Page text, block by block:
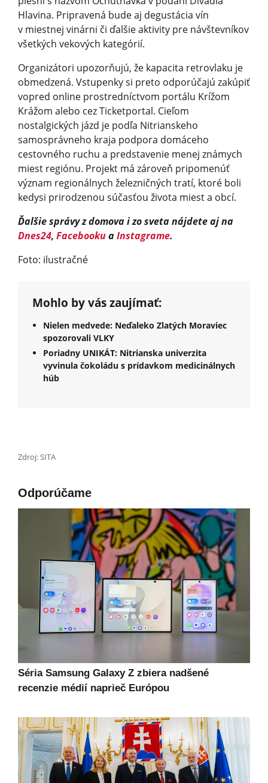
Hlavina. Pripravená bude aj degustácia vín
v miestnej vinárni či ďalšie aktivity pre návštevníkov
všetkých vekových kategórií.
Organizátori upozorňujú, že kapacita retrovlaku je
obmedzená. Vstupenky si preto odporúčajú zakúpiť
vopred online prostredníctvom portálu Krížom
Krážom alebo cez Ticketportal. Cieľom
nostalgických jázd je podľa Nitrianskeho
samosprávneho kraja podpora domáceho
cestovného ruchu a predstavenie menej známych
miest regiónu. Projekt má zároveň pripomenúť
význam regionálnych železničných tratí, ktoré boli
kedysi prirodzenou súčasťou života miest a obcí.
Ďalšie správy z domova i zo sveta nájdete aj na
Dnes24, FacebookuaInstagrame.
Foto: ilustračné
Mohlo by vás zaujímať:
Nielen medvede: Neďaleko Zlatých Moraviec
spozorovali VLKY
Poriadny UNIKÁT: Nitrianska univerzita
vyvinula čokoládu s prídavkom medicinálnych
húb
Zdroj: SITA
Odporúčame
Séria Samsung Galaxy Z zbiera nadšené
recenzie médií naprieč Európou